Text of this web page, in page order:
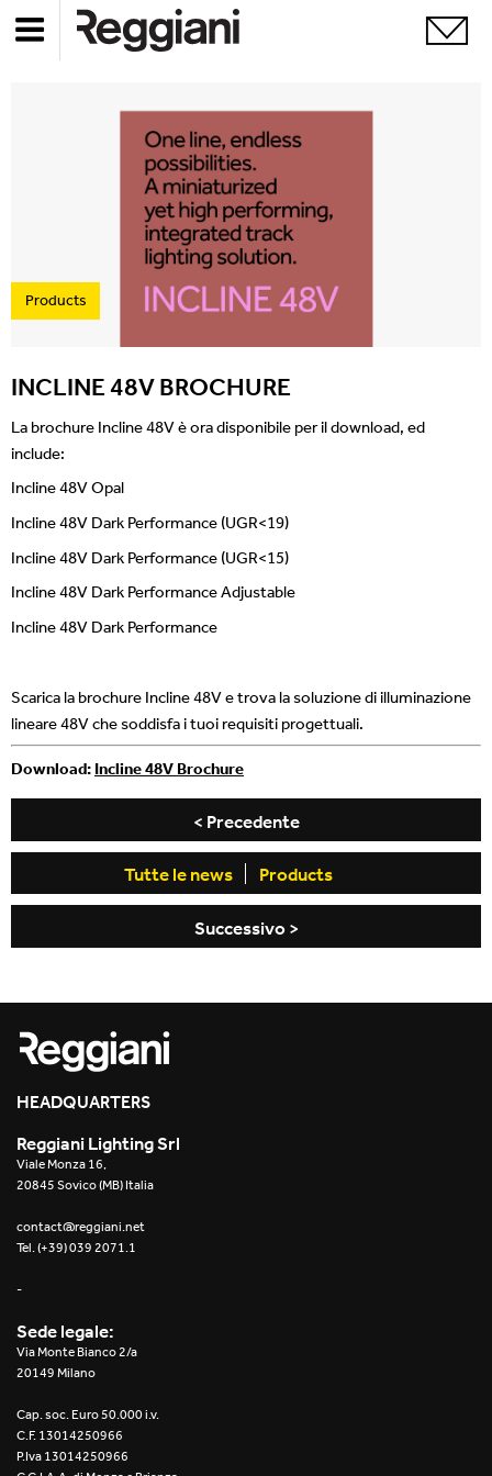
Products
INCLINE 48V BROCHURE
La brochure Incline 48V è ora disponibile per il download, ed
include:
Incline 48V Opal
Incline 48V Dark Performance (UGR<19)
Incline 48V Dark Performance (UGR<15)
Incline 48V Dark Performance Adjustable
Incline 48V Dark Performance
Scarica la brochure Incline 48V e trova la soluzione di illuminazione
lineare 48V che soddisfa i tuoi requisiti progettuali.
Download: Incline 48V Brochure
< Precedente
Tutte le news Products
Successivo >
HEADQUARTERS
Reggiani Lighting Srl
Viale Monza 16,
20845 Sovico (MB) Italia
contact@reggiani.net
Tel. (+39) 039 2071.1
-
Sede legale:
Via Monte Bianco 2/a
20149 Milano
Cap. soc. Euro 50.000 i.v.
C.F. 13014250966
P.Iva 13014250966